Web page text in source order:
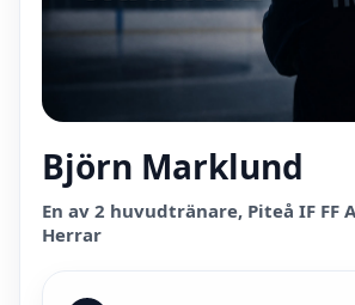
Björn Marklund
En av 2 huvudtränare, Piteå IF FF
Herrar